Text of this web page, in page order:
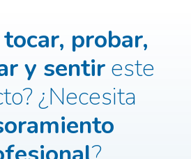
tocar, probar,
y sentireste
¿Necesita